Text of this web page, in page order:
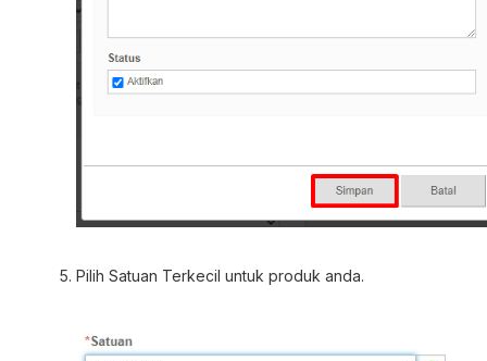
Pilih Satuan Terkecil untuk produk anda.